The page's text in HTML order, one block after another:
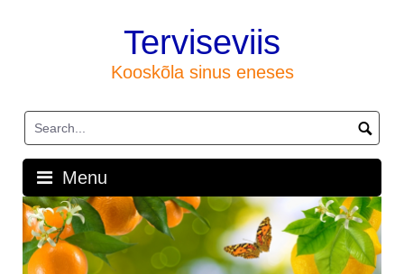
Terviseviis
Kooskõla sinus eneses
Menu